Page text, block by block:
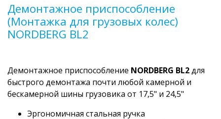
Демонтажное приспособление
(Монтажка для грузовых колес)
NORDBERG BL2
Демонтажное приспособление NORDBERG BL2для
быстрого демонтажа почти любой камерной и
бескамерной шины грузовика от 17,5" и 24,5"
Эргономичная стальная ручка